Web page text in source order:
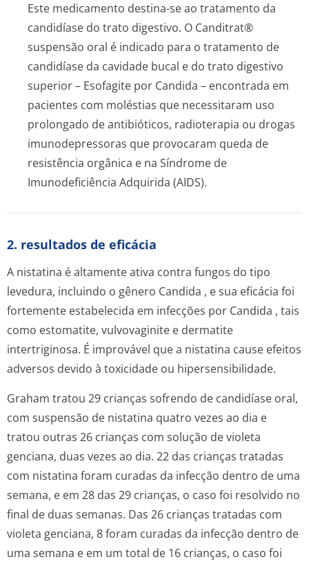
Este medicamento destina-se ao tratamento da
candidíase do trato digestivo. O Canditrat®
suspensão oral é indicado para o tratamento de
candidíase da cavidade bucal e do trato digestivo
superior – Esofagite por Candida – encontrada em
pacientes com moléstias que necessitaram uso
prolongado de antibióticos, radioterapia ou drogas
imunodepressoras que provocaram queda de
resistência orgânica e na Síndrome de
Imunodeficiência Adquirida (AIDS).
2. resultados de eficácia
A nistatina é altamente ativa contra fungos do tipo
levedura, incluindo o gênero Candida , e sua eficácia foi
fortemente estabelecida em infecções por Candida , tais
como estomatite, vulvovaginite e dermatite
intertriginosa. É improvável que a nistatina cause efeitos
adversos devido à toxicidade ou hipersensibilidade.
Graham tratou 29 crianças sofrendo de candidíase oral,
com suspensão de nistatina quatro vezes ao dia e
tratou outras 26 crianças com solução de violeta
genciana, duas vezes ao dia. 22 das crianças tratadas
com nistatina foram curadas da infecção dentro de uma
semana, e em 28 das 29 crianças, o caso foi resolvido no
final de duas semanas. Das 26 crianças tratadas com
violeta genciana, 8 foram curadas da infecção dentro de
uma semana e em um total de 16 crianças, o caso foi